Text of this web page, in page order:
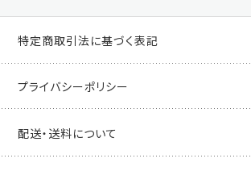
特定商取引法に基づく表記
プライバシーポリシー
配送・送料について